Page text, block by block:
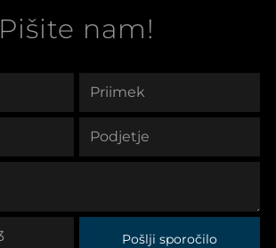
Pišite nam!
Pošlji sporočilo